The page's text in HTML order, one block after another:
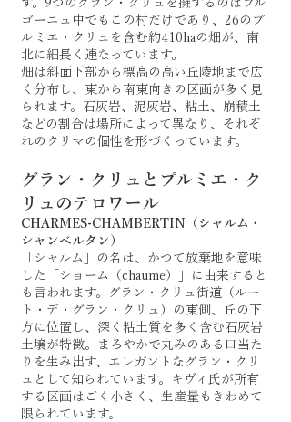
す。9つのグラン・クリュを擁するのはブル
ゴーニュ中でもこの村だけであり、26のプ
ルミエ・クリュを含む約410haの畑が、南
北に細長く連なっています。
畑は斜面下部から標高の高い丘陵地まで広
く分布し、東から南東向きの区画が多く見
られます。石灰岩、泥灰岩、粘土、崩積土
などの割合は場所によって異なり、それぞ
れのクリマの個性を形づくっています。
グラン・クリュとプルミエ・ク
リュのテロワール
CHARMES-CHAMBERTIN（シャルム・
シャンベルタン）
「シャルム」の名は、かつて放棄地を意味
した「ショーム（chaume）」に由来すると
も言われます。グラン・クリュ街道（ルー
ト・デ・グラン・クリュ）の東側、丘の下
方に位置し、深く粘土質を多く含む石灰岩
土壌が特徴。まろやかで丸みのある口当た
りを生み出す、エレガントなグラン・クリ
ュとして知られています。キヴィ氏が所有
する区画はごく小さく、生産量もきわめて
限られています。